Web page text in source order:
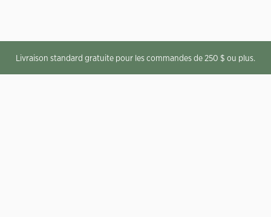
Livraison standard gratuite pour les commandes de 250 $ ou plus.